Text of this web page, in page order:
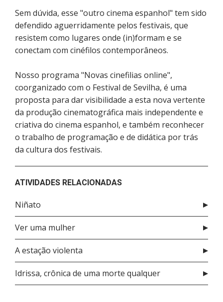
Sem dúvida, esse "outro cinema espanhol" tem sido
defendido aguerridamente pelos festivais, que
resistem como lugares onde (in)formam e se
conectam com cinéfilos contemporâneos.
Nosso programa "Novas cinefilias online",
coorganizado com o Festival de Sevilha, é uma
proposta para dar visibilidade a esta nova vertente
da produção cinematográfica mais independente e
criativa do cinema espanhol, e também reconhecer
o trabalho de programação e de didática por trás
da cultura dos festivais.
ATIVIDADES RELACIONADAS
Niñato
Ver uma mulher
A estação violenta
Idrissa, crônica de uma morte qualquer